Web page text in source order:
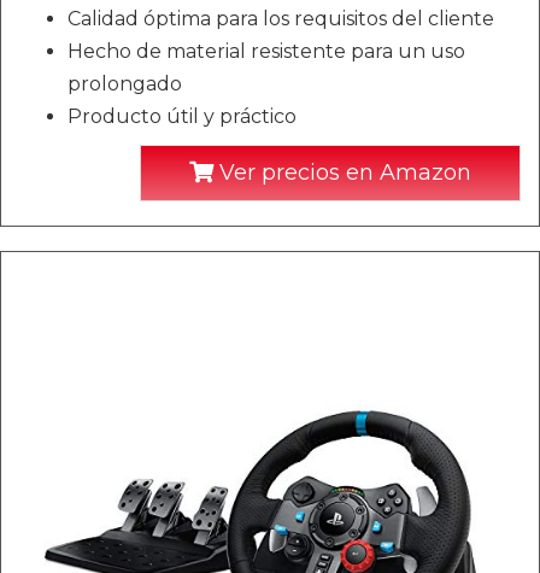
Calidad óptima para los requisitos del cliente
Hecho de material resistente para un uso
prolongado
Producto útil y práctico
Ver precios en Amazon